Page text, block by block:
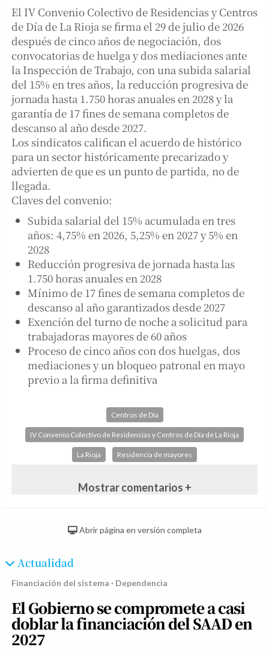
El IV Convenio Colectivo de Residencias y Centros
de Día de La Rioja se firma el 29 de julio de 2026
después de cinco años de negociación, dos
convocatorias de huelga y dos mediaciones ante
la Inspección de Trabajo, con una subida salarial
del 15% en tres años, la reducción progresiva de
jornada hasta 1.750 horas anuales en 2028 y la
garantía de 17 fines de semana completos de
descanso al año desde 2027.
Los sindicatos califican el acuerdo de histórico
para un sector históricamente precarizado y
advierten de que es un punto de partida, no de
llegada.
Claves del convenio:
Subida salarial del 15% acumulada en tres
años: 4,75% en 2026, 5,25% en 2027 y 5% en
2028
Reducción progresiva de jornada hasta las
1.750 horas anuales en 2028
Mínimo de 17 fines de semana completos de
descanso al año garantizados desde 2027
Exención del turno de noche a solicitud para
trabajadoras mayores de 60 años
Proceso de cinco años con dos huelgas, dos
mediaciones y un bloqueo patronal en mayo
previo a la firma definitiva
Centros de Día
IV Convenio Colectivo de Residencias y Centros de Día de La Rioja
La Rioja Residencia de mayores
Mostrar comentarios +
Abrir página en versión completa
Actualidad
Financiación del sistema · Dependencia
El Gobierno se compromete a casi
doblar la financiación del SAAD en
2027